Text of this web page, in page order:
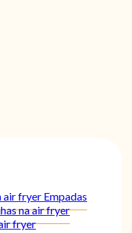
air fryer Empadas
na air fryer
fryer